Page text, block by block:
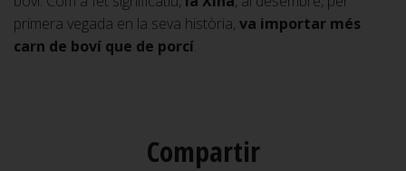
primera vegada en la seva història, va importar més
carn de boví que de porcí.
Compartir